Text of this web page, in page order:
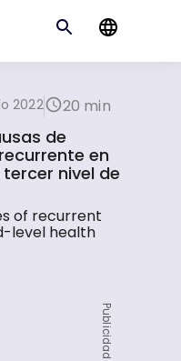
2022
20 min
de
en
nivel de
of recurrent
level health
Publicidad